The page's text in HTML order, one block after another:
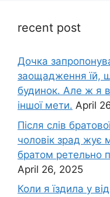
recent post
Дочка
заощадження їй,
будинок. Але ж я
іншої мети. April
Після слів
чоловік зpад жує
братом ретельно
April 26, 2025
Коли я їздила у